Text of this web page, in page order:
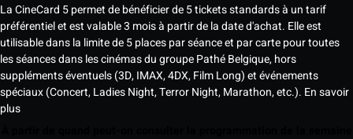
La CineCard 5 permet de bénéficier de 5 tickets standards à un tarif
préférentiel et est valable 3 mois à partir de la date d'achat. Elle est
utilisable dans la limite de 5 places par séance et par carte pour toutes
les séances dans les cinémas du groupe Pathé Belgique, hors
suppléments éventuels (3D, IMAX, 4DX, Film Long) et événements
spéciaux (Concert, Ladies Night, Terror Night, Marathon, etc.). En savoir
plus